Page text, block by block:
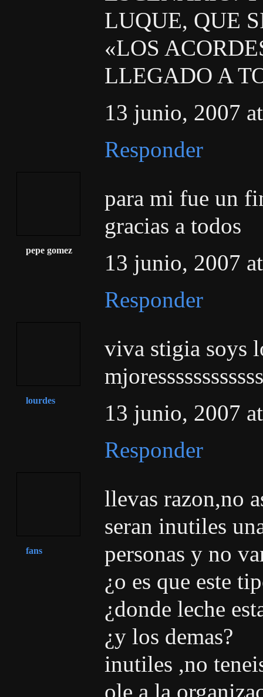
LUQUE, QUE
«LOS
LLEGADO A
13 junio, 2007
Responder
pepe gomez
para mi fue un
gracias a todos
13 junio, 2007
Responder
lourdes
viva stigia soys
13 junio, 2007
Responder
fans
llevas razon,no
seran inutiles
personas y no
¿o es que este
¿donde leche
¿y los demas?
inutiles ,no
ole a la